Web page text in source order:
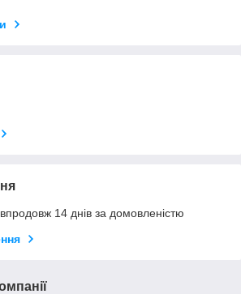
14 днів за домовленістю